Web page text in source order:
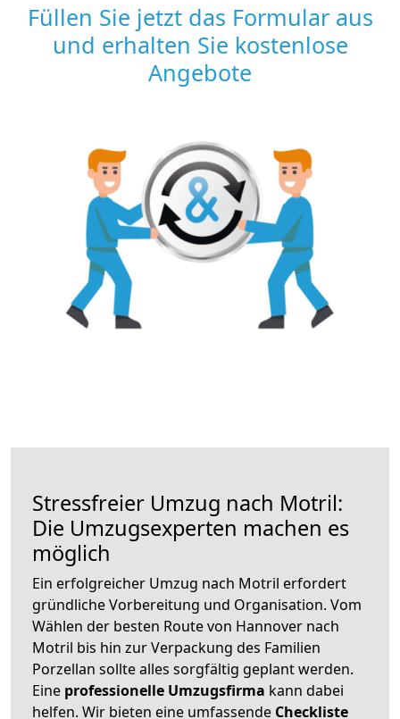
Füllen Sie jetzt das Formular aus
und erhalten Sie kostenlose
Angebote
Stressfreier Umzug nach Motril:
Die Umzugsexperten machen es
möglich
Ein erfolgreicher Umzug nach Motril erfordert
gründliche Vorbereitung und Organisation. Vom
Wählen der besten Route von Hannover nach
Motril bis hin zur Verpackung des Familien
Porzellan sollte alles sorgfältig geplant werden.
Eine professionelle Umzugsfirma kann dabei
helfen. Wir bieten eine umfassende Checkliste